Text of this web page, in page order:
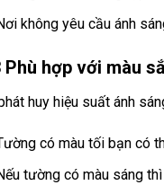
không yêu cầu ánh
Phù hợp với màu
huy hiệu suất ánh
có màu tối bạn có
tường có màu sáng